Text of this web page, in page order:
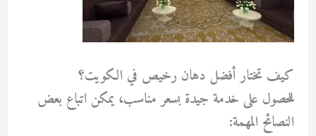
كيف تختار أفضل دهان رخيص في الكويت؟
للحصول على خدمة جيدة بسعر مناسب، يمكن اتباع بعض
النصائح المهمة: